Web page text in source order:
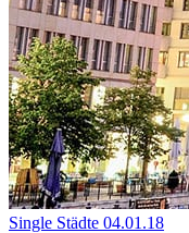
Single Städte 04.01.18